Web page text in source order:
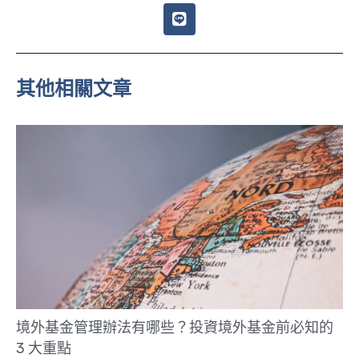
L
i
e
其他相關文章
境外基金管理辦法有哪些？投資境外基金前必知的
3 大重點